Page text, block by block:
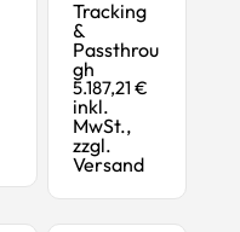
Tracking
&
Passthrou
gh
5.187,21 €
inkl.
MwSt.,
zzgl.
Versand